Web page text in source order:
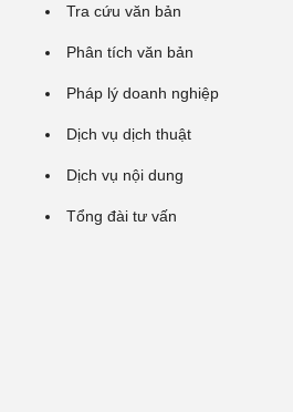
Tra cứu văn bản
Phân tích văn bản
Pháp lý doanh nghiệp
Dịch vụ dịch thuật
Dịch vụ nội dung
Tổng đài tư vấn